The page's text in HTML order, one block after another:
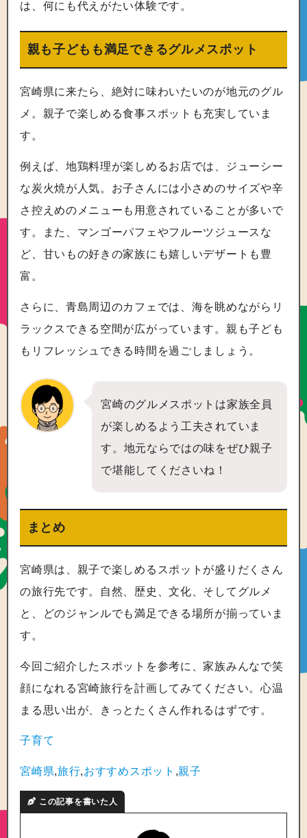
は、何にも代えがたい体験です。
親も子どもも満足できるグルメスポット
宮崎県に来たら、絶対に味わいたいのが地元のグル
メ。親子で楽しめる食事スポットも充実していま
す。
例えば、地鶏料理が楽しめるお店では、ジューシー
な炭火焼が人気。お子さんには小さめのサイズや辛
さ控えめのメニューも用意されていることが多いで
す。また、マンゴーパフェやフルーツジュースな
ど、甘いもの好きの家族にも嬉しいデザートも豊
富。
さらに、青島周辺のカフェでは、海を眺めながらリ
ラックスできる空間が広がっています。親も子ども
もリフレッシュできる時間を過ごしましょう。
宮崎のグルメスポットは家族全員
が楽しめるよう工夫されていま
す。地元ならではの味をぜひ親子
で堪能してくださいね！
まとめ
宮崎県は、親子で楽しめるスポットが盛りだくさん
の旅行先です。自然、歴史、文化、そしてグルメ
と、どのジャンルでも満足できる場所が揃っていま
す。
今回ご紹介したスポットを参考に、家族みんなで笑
顔になれる宮崎旅行を計画してみてください。心温
まる思い出が、きっとたくさん作れるはずです。
子育て
宮崎県,旅行,おすすめスポット ,親子
この記事を書いた人